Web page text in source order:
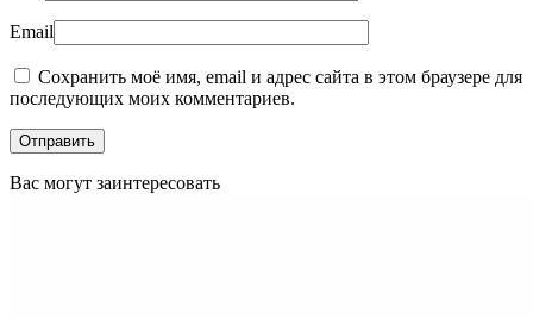
Email
Сохранить моё имя, email и адрес сайта в этом браузере для
последующих моих комментариев.
Вас могут заинтересовать